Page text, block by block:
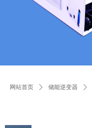
网站首页 ꄲ 储能逆变器 ꄲ